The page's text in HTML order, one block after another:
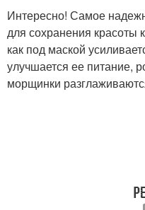
Интересно! Самое
для сохранения красоты
как под маской
улучшается ее питание,
морщинки